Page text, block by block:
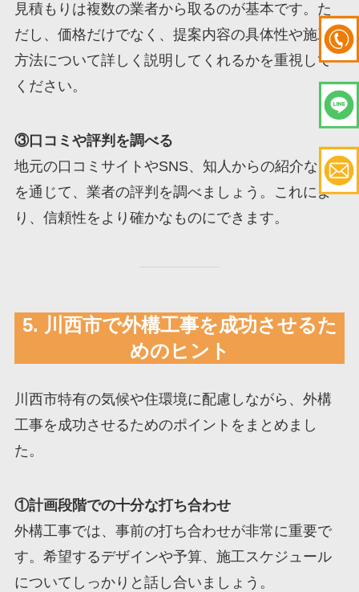
見積もりは複数の業者から取るのが基本です。た
だし、価格だけでなく、提案内容の具体性や施工
方法について詳しく説明してくれるかを重視して
ください。
③口コミや評判を調べる
地元の口コミサイトやSNS、知人からの紹介など
を通じて、業者の評判を調べましょう。これによ
り、信頼性をより確かなものにできます。
5. 川西市で外構工事を成功させるた
めのヒント
川西市特有の気候や住環境に配慮しながら、外構
工事を成功させるためのポイントをまとめまし
た。
①計画段階での十分な打ち合わせ
外構工事では、事前の打ち合わせが非常に重要で
す。希望するデザインや予算、施工スケジュール
についてしっかりと話し合いましょう。